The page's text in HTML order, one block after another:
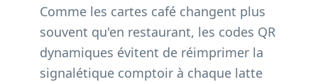
Comme les cartes café changent plus
souvent qu'en restaurant, les codes QR
dynamiques évitent de réimprimer la
signalétique comptoir à chaque latte